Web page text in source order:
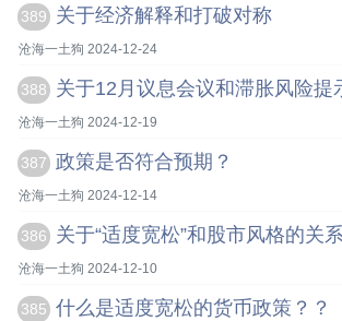
389 关于经济解释和打破对称
沧海一土狗 2024-12-24
388 关于12月议息会议和滞胀风险提
沧海一土狗 2024-12-19
387 政策是否符合预期？
沧海一土狗 2024-12-14
386 关于“适度宽松”和股市风格的关
沧海一土狗 2024-12-10
385 什么是适度宽松的货币政策？？